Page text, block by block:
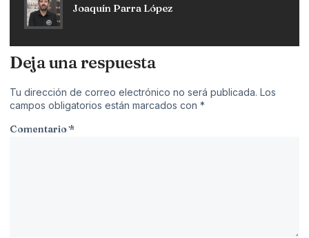
Joaquín Parra López
Deja una respuesta
Tu dirección de correo electrónico no será publicada. Los
campos obligatorios están marcados con *
Comentario*